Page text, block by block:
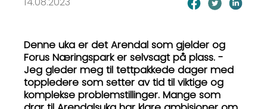
Denne uka er det Arendal som gjelder og
Forus Næringspark er selvsagt på plass. -
Jeg gleder meg til tettpakkede dager med
toppledere som setter av tid til viktige og
komplekse problemstillinger. Mange som